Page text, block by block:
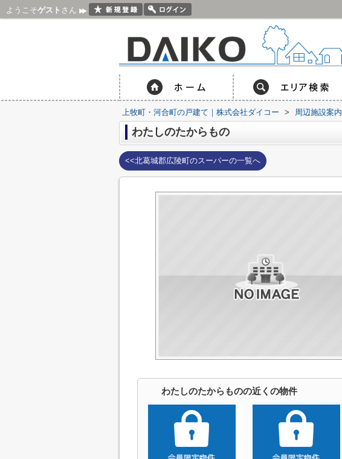
ようこそゲスト さん
上牧町・河合町の戸建て｜株式会社ダイコー > 周辺施設案内
わたしのたからもの
<<北葛城郡広陵町のスーパーの一覧へ
わたしのたからものの近くの物件